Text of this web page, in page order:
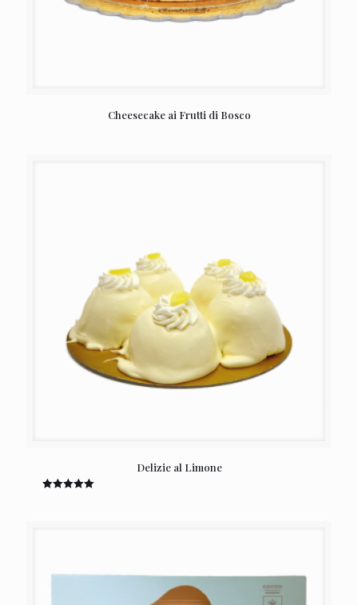
Cheesecake ai Frutti di Bosco
Delizie al Limone